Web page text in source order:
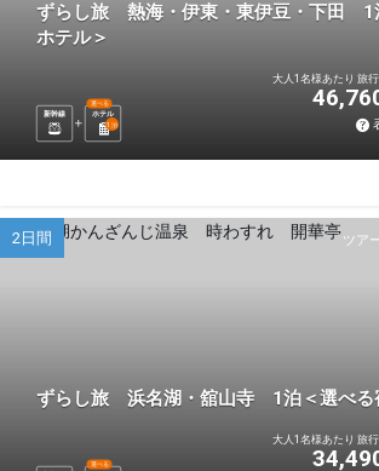
ずらし旅 熱海・伊東・東伊豆・下田 1
ホテル＞
新幹線 ホテル
選べる
1 泊
大人1名様あたり 旅
ツア
2日間
ずらし旅 浜名湖・舘山寺 1泊＜選べる
選べる
大人1名様あたり 旅